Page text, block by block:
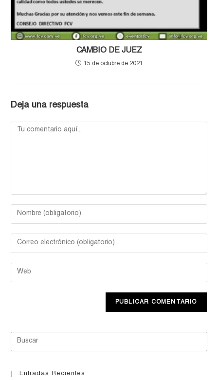
CAMBIO DE JUEZ
15 de octubre de 2021
Deja una respuesta
Entradas Recientes